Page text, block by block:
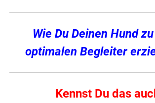
Wie Du Deinen Hund
optimalen Begleiter
Kennst Du das